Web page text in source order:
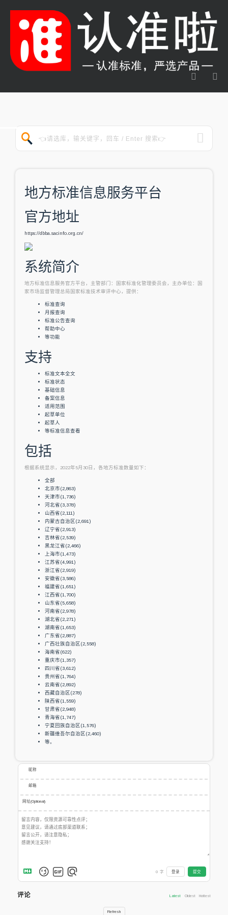
地方标准信息服务平台
官方地址
https://dbba.sacinfo.org.cn/
系统简介
地方标准信息服务官方平台，主管部门：国家标准化管理委员会，主办单位：国
家市场监督管理总局国家标准技术审评中心，提供：
标准查询
月报查询
标准公告查询
帮助中心
等功能
支持
标准文本全文
标准状态
基础信息
备案信息
适用范围
起草单位
起草人
等标准信息查看
包括
根据系统显示，2022年5月30日，各地方标准数量如下：
全部
北京市(2,863)
天津市(1,736)
河北省(3,378)
山西省(2,111)
内蒙古自治区(2,691)
辽宁省(2,913)
吉林省(2,539)
黑龙江省(2,466)
上海市(1,473)
江苏省(4,991)
浙江省(2,919)
安徽省(3,586)
福建省(1,651)
江西省(1,700)
山东省(5,658)
河南省(2,978)
湖北省(2,271)
湖南省(1,653)
广东省(2,887)
广西壮族自治区(2,558)
海南省(622)
重庆市(1,357)
四川省(3,612)
贵州省(1,764)
云南省(2,892)
西藏自治区(278)
陕西省(1,559)
甘肃省(2,948)
青海省(1,747)
宁夏回族自治区(1,576)
新疆维吾尔自治区(2,460)
等。
昵称
邮箱
网址(Optional)
0 字 登录 提交
评论 Latest Oldest Hottest
Refresh